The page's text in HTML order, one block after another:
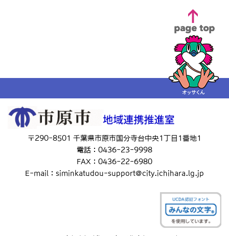
〒290-8501 千葉県市原市国分寺台中央1丁目1番地1
電話：0436-23-9998
FAX：0436-22-6980
E-mail：siminkatudou-support@city.ichihara.lg.jp